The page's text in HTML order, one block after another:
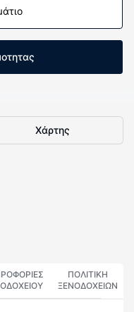
Χάρτης
ΠΟΛΙΤΙΚΗ
ΞΕΝΟΔΟΧΕΊΩΝ